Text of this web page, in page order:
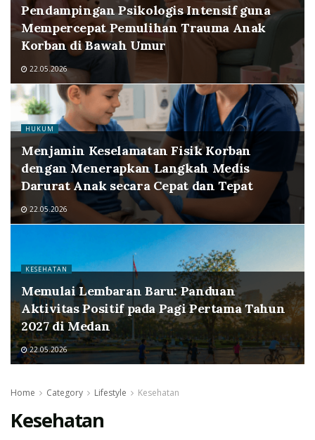
Pendampingan Psikologis Intensif guna
Mempercepat Pemulihan Trauma Anak
Korban di Bawah Umur
22.05.2026
HUKUM
Menjamin Keselamatan Fisik Korban
dengan Menerapkan Langkah Medis
Darurat Anak secara Cepat dan Tepat
22.05.2026
KESEHATAN
Memulai Lembaran Baru: Panduan
Aktivitas Positif pada Pagi Pertama Tahun
2027 di Medan
22.05.2026
Home Category Lifestyle Kesehatan
Kesehatan